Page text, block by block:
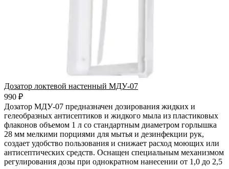
Дозатор локтевой настенный МДУ-07
990 ₽
Дозатор МДУ-07 предназначен дозирования жидких и
гелеобразных антисептиков и жидкого мыла из пластиковых
флаконов объемом 1 л со стандартным диаметром горлышка
28 мм мелкими порциями для мытья и дезинфекции рук,
создает удобство пользования и снижает расход моющих или
антисептических средств. Оснащен специальным механизмом
регулирования дозы при однократном нанесении от 1,0 до 2,5